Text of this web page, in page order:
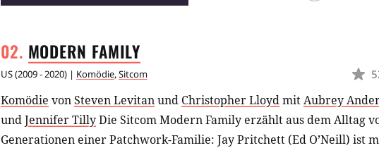
MODERN FAMILY
US(2009 - 2020) | Komödie,Sitcom
Komödie vonSteven Levitanund Christopher LloydmitAubrey
undJennifer TillyDie Sitcom Modern Family erzählt aus dem Alltag
Generationen einer Patchwork-Familie: Jay Pritchett (Ed O’Neill) ist